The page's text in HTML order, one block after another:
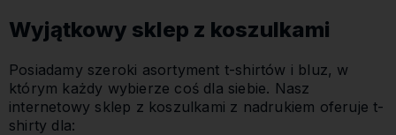
Wyjątkowy sklep z koszulkami
Posiadamy szeroki asortyment t-shirtów i bluz, w
którym każdy wybierze coś dla siebie. Nasz
internetowy sklep z koszulkami z nadrukiem oferuje t-
shirty dla: